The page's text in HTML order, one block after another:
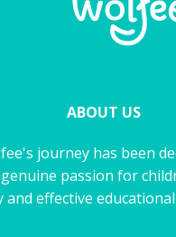
ABOUT US
journey has been
passion for
and effective